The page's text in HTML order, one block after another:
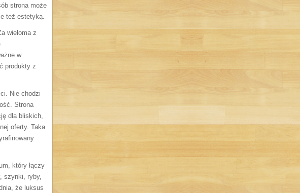
strona może
też estetyką.
wieloma z
w
produkty z
Nie chodzi
Strona
dla bliskich,
oferty. Taka
który łączy
szynki, ryby,
że luksus